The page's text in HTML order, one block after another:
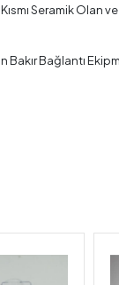
Seramik Olan
Bağlantı